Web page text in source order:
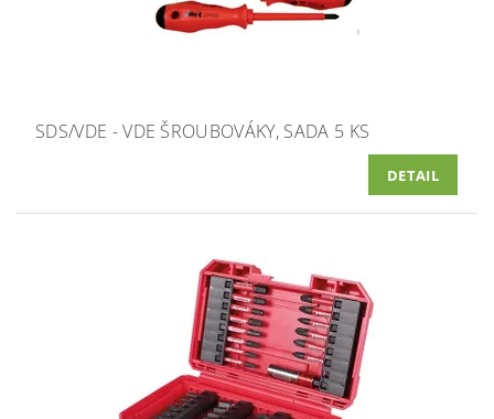
SDS/VDE - VDE ŠROUBOVÁKY, SADA 5 KS
DETAIL